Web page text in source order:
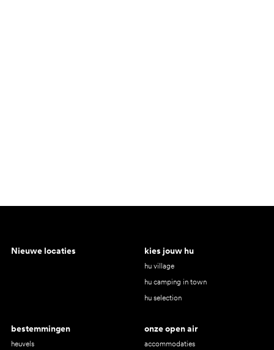
Nieuwe locaties kies jouw hu
hu village
hu camping in town
hu selection
bestemmingen
heuvels
onze open air
accommodaties